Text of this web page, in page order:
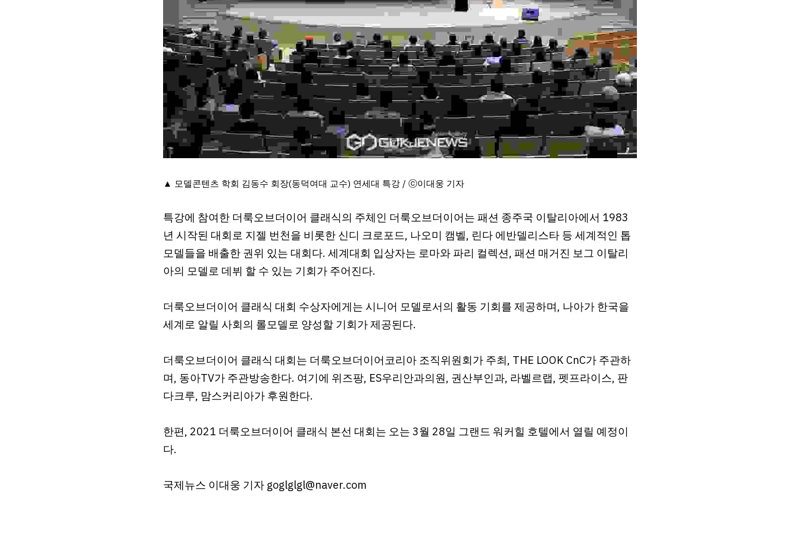
▲ 모델콘텐츠 학회 김동수 회장(동덕여대 교수) 연세대 특강 / ⓒ이대웅 기자
특강에 참여한 더룩오브더이어 클래식의 주체인 더룩오브더이어는 패션 종주국 이탈리아에서 1983
년 시작된 대회로 지젤 번천을 비롯한 신디 크로포드, 나오미 캠벨, 린다 에반델리스타 등 세계적인 톱
모델들을 배출한 권위 있는 대회다. 세계대회 입상자는 로마와 파리 컬렉션, 패션 매거진 보그 이탈리
아의 모델로 데뷔 할 수 있는 기회가 주어진다.
더룩오브더이어 클래식 대회 수상자에게는 시니어 모델로서의 활동 기회를 제공하며, 나아가 한국을
세계로 알릴 사회의 롤모델로 양성할 기회가 제공된다.
더룩오브더이어 클래식 대회는 더룩오브더이어코리아 조직위원회가 주최, THE LOOK CnC가 주관하
며, 동아TV가 주관방송한다. 여기에 위즈팡, ES우리안과의원, 권산부인과, 라벨르랩, 펫프라이스, 판
다크루, 맘스커리아가 후원한다.
한편, 2021 더룩오브더이어 클래식 본선 대회는 오는 3월 28일 그랜드 워커힐 호텔에서 열릴 예정이
다.
국제뉴스 이대웅 기자 goglglgl@naver.com